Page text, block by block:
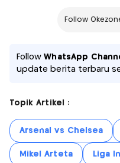
Follow
FollowWhatsApp
update berita terbaru
Topik Artikel :
Arsenal vs Chelsea
Mikel Arteta Liga